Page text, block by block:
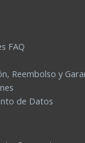
FAQ
Reembolso y
de Datos